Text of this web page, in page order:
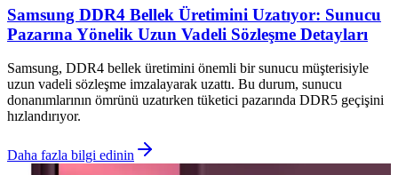
Samsung DDR4 Bellek Üretimini Uzatıyor: Sunucu
Pazarına Yönelik Uzun Vadeli Sözleşme Detayları
Samsung, DDR4 bellek üretimini önemli bir sunucu müşterisiyle
uzun vadeli sözleşme imzalayarak uzattı. Bu durum, sunucu
donanımlarının ömrünü uzatırken tüketici pazarında DDR5 geçişini
hızlandırıyor.
Daha fazla bilgi edinin